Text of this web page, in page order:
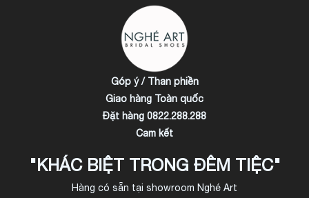
Góp ý / Than phiền
Giao hàng Toàn quốc
Đặt hàng 0822.288.288
Cam kết
"KHÁC BIỆT TRONG ĐÊM TIỆC"
Hàng có sẵn tại showroom Nghé Art